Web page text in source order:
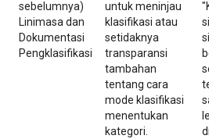
sebelumnya)
Linimasa dan
Dokumentasi
Pengklasifikasi
untuk meninjau
klasifikasi atau
setidaknya
transparansi
tambahan
tentang cara
mode klasifikasi
menentukan
kategori.